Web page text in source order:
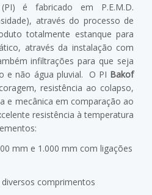
é fabricado em P.E.M.D.
através do processo de
totalmente estanque para
através da instalação com
infiltrações para que seja
e não água pluvial. O PI Bakof
resistência ao colapso,
e mecânica em comparação ao
resistência à temperatura
mm e 1.000 mm com ligações
comprimentos